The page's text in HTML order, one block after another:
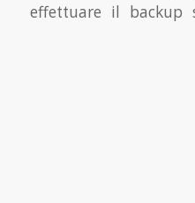
effettuare il backup